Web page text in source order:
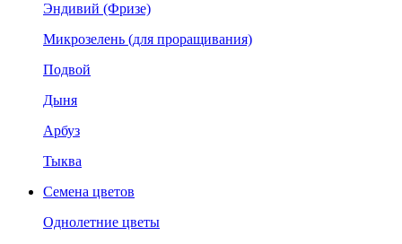
Эндивий (Фризе)
Микрозелень (для проращивания)
Подвой
Дыня
Арбуз
Тыква
Семена цветов
Однолетние цветы